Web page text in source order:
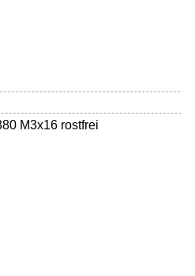
M3x16 rostfrei